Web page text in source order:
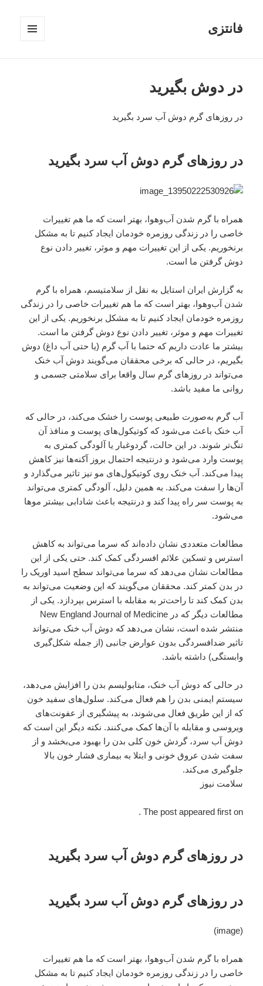
فانتزی
در دوش بگیرید
در روزهای گرم دوش آب سرد بگیرید
در روزهای گرم دوش آب سرد بگیرید
همراه با گرم شدن آب‌وهوا، بهتر است که ما هم تغییرات
خاصی را در زندگی روزمره خودمان ایجاد کنیم تا به مشکل
برنخوریم. یکی از این تغییرات مهم و موثر، تغییر دادن نوع
دوش گرفتن ما است.
به گزارش ایران استایل به نقل از سلامتیسم، همراه با گرم
شدن آب‌وهوا، بهتر است که ما هم تغییرات خاصی را در زندگی
روزمره خودمان ایجاد کنیم تا به مشکل برنخوریم. یکی از این
تغییرات مهم و موثر، تغییر دادن نوع دوش گرفتن ما است.
بیشتر ما عادت داریم که حتما با آب گرم (یا حتی آب داغ) دوش
بگیریم، در حالی که برخی محققان می‌گویند دوش آب خنک
می‌تواند در روزهای گرم سال واقعا برای سلامتی جسمی و
روانی ما مفید باشد.
آب گرم به‌صورت طبیعی پوست را خشک می‌کند، در حالی که
آب خنک باعث می‌شود که کوتیکول‌های پوست و منافذ آن
تنگ‌تر شوند. در این حالت، گردوغبار یا آلودگی کمتری به
پوست وارد می‌شود و درنتیجه احتمال بروز آکنه‌ها نیز کاهش
پیدا می‌کند. آب خنک روی کوتیکول‌های مو نیز تاثیر می‌گذارد و
آن‌ها را سفت می‌کند. به همین دلیل، آلودگی کمتری می‌تواند
به پوست سر راه پیدا کند و درنتیجه باعث شادابی بیشتر موها
می‌شود.
مطالعات متعددی نشان داده‌اند که سرما می‌تواند به کاهش
استرس و تسکین علائم افسردگی کمک کند. حتی یکی از این
مطالعات نشان می‌دهد که سرما می‌تواند سطح اسید اوریک را
در بدن کمتر کند. محققان می‌گویند که این وضعیت می‌تواند به
بدن کمک کند تا راحت‌تر به مقابله با استرس بپردازد. یکی از
مطالعات دیگر که در New England Journal of Medicine
منتشر شده است، نشان می‌دهد که دوش آب خنک می‌تواند
تاثیر ضدافسردگی بدون عوارض جانبی (از جمله شکل‌گیری
وابستگی) داشته باشد.
در حالی که دوش آب خنک، متابولیسم بدن را افزایش می‌دهد،
سیستم ایمنی بدن را هم فعال می‌کند. سلول‌های سفید خون
که از این طریق فعال می‌شوند، به پیشگیری از عفونت‌های
ویروسی و مقابله با آن‌ها کمک می‌کنند. نکته دیگر این است که
دوش آب سرد، گردش خون کلی بدن را بهبود می‌بخشد و از
سفت شدن عروق خونی و ابتلا به بیماری فشار خون بالا
جلوگیری می‌کند.
سلامت نیوز
The post appeared first on .
در روزهای گرم دوش آب سرد بگیرید
در روزهای گرم دوش آب سرد بگیرید
(image)
همراه با گرم شدن آب‌وهوا، بهتر است که ما هم تغییرات
خاصی را در زندگی روزمره خودمان ایجاد کنیم تا به مشکل